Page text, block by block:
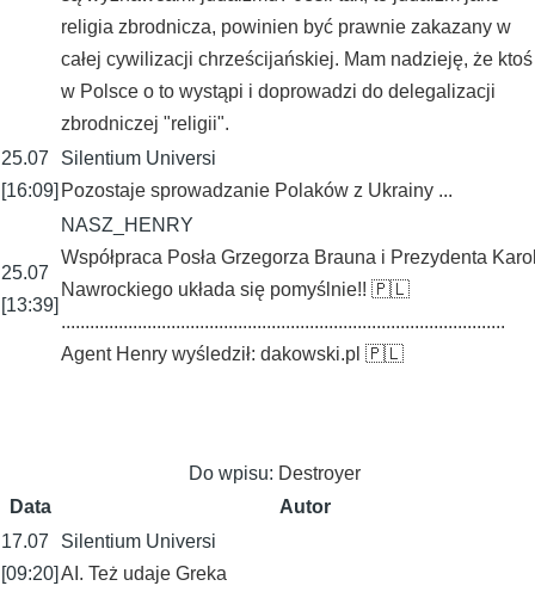
religia zbrodnicza, powinien być prawnie zakazany w
całej cywilizacji chrześcijańskiej. Mam nadzieję, że ktoś
w Polsce o to wystąpi i doprowadzi do delegalizacji
zbrodniczej "religii".
25.07
[16:09]
Silentium Universi
Pozostaje sprowadzanie Polaków z Ukrainy ...
25.07
[13:39]
NASZ_HENRY
Współpraca Posła Grzegorza Brauna i Prezydenta
Nawrockiego układa się pomyślnie!! 🇵🇱
.............................................................................................
Agent Henry wyśledził: dakowski.pl 🇵🇱
Do wpisu: Destroyer
Data
Autor
17.07
[09:20]
Silentium Universi
AI. Też udaje Greka